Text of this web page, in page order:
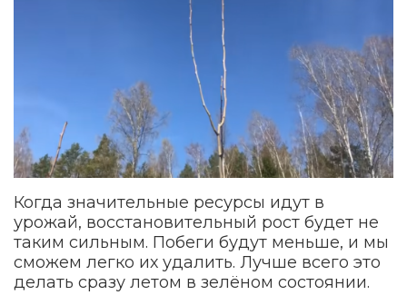
Когда значительные ресурсы идут в
урожай, восстановительный рост будет не
таким сильным. Побеги будут меньше, и мы
сможем легко их удалить. Лучше всего это
делать сразу летом в зелёном состоянии.